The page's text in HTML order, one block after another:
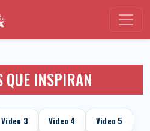
QUE INSPIRAN
Video 3 Video 4 Video 5